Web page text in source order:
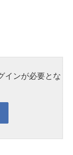
インが必要とな